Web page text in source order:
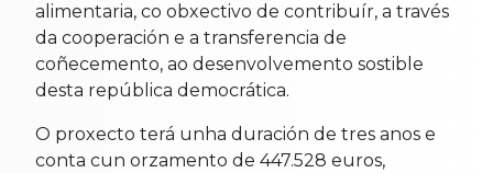
alimentaria, co obxectivo de contribuír, a través
da cooperación e a transferencia de
coñecemento, ao desenvolvemento sostible
desta república democrática.
O proxecto terá unha duración de tres anos e
conta cun orzamento de 447.528 euros,